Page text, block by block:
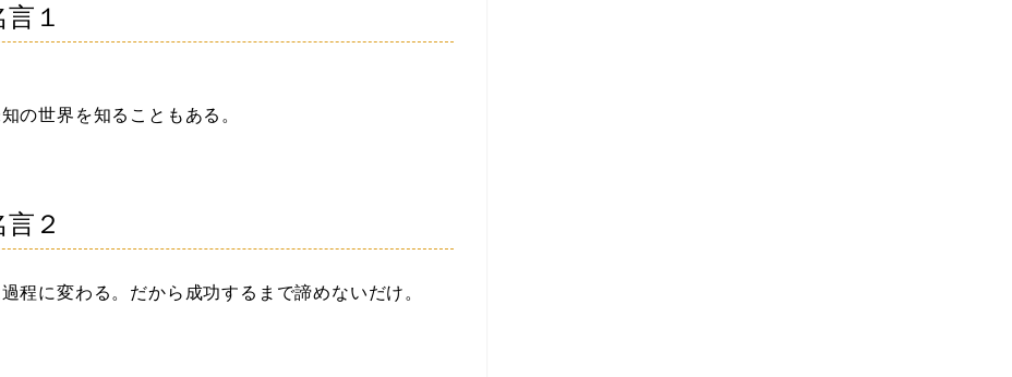
１
の世界を知ることもある。
２
程に変わる。だから成功するまで諦めないだけ。